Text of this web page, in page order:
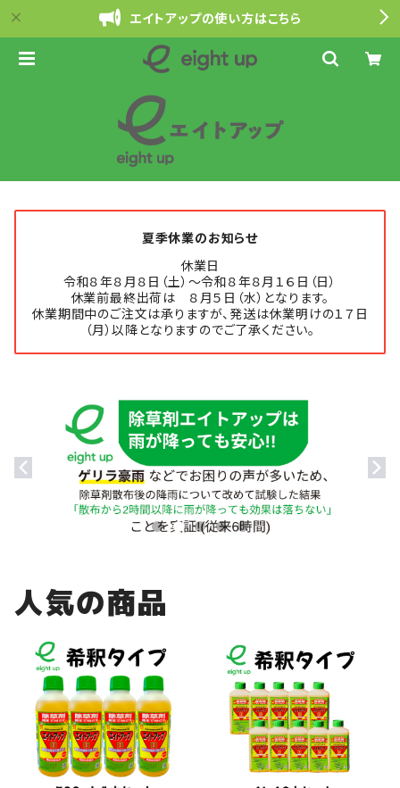
エイトアップの使い方はこちら
夏季休業のお知らせ
休業日
令和８年８月８日（土）～令和８年８月１６日（日）
休業前最終出荷は ８月５日（水）となります。
休業期間中のご注文は承りますが、発送は休業明けの１７日
（月）以降となりますのでご了承ください。
人気の商品